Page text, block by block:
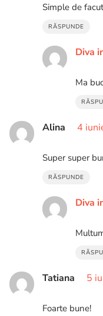
Simple de
RĂSPUNDE
Diva
Ma
Alina 4
Super super
RĂSPUNDE
Diva
Tatiana 5
Foarte bune!